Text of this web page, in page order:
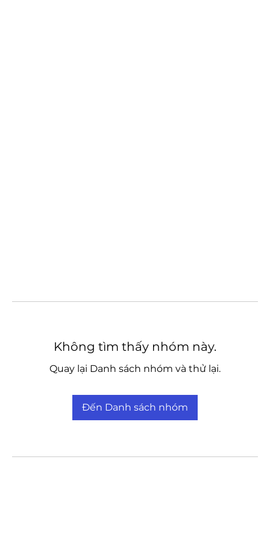
Không tìm thấy nhóm này.
Quay lại Danh sách nhóm và thử lại.
Đến Danh sách nhóm